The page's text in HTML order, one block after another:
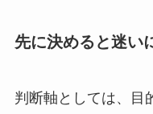
先に決めると迷い
判断軸としては、目